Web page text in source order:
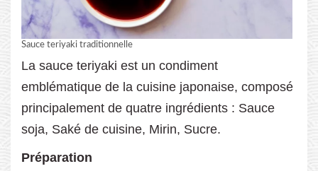
Sauce teriyaki traditionnelle
La sauce teriyaki est un condiment
emblématique de la cuisine japonaise, composé
principalement de quatre ingrédients : Sauce
soja, Saké de cuisine, Mirin, Sucre.
Préparation